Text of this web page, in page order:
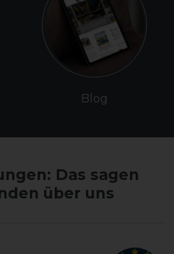
Blog
Das sagen
über uns